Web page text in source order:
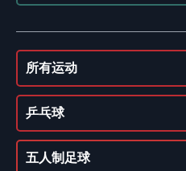
所有运动
乒乓球
五人制足球